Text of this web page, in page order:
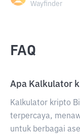
Wayfinder
FAQ
Apa Kalkulator
Kalkulator kripto
terpercaya,
untuk berbagai